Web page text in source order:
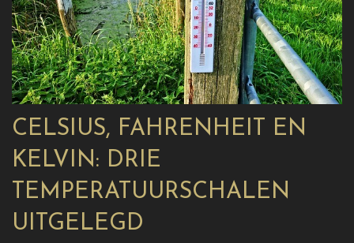
CELSIUS, FAHRENHEIT EN
KELVIN: DRIE
TEMPERATUURSCHALEN
UITGELEGD